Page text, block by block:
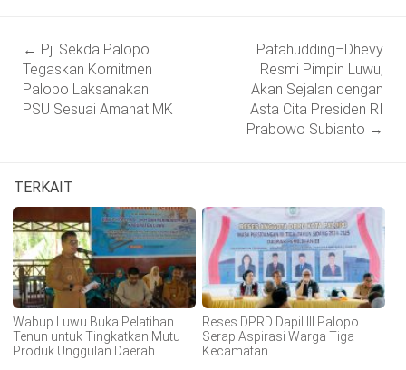
navigation
← Pj. Sekda Palopo
Tegaskan Komitmen
Palopo Laksanakan
PSU Sesuai Amanat MK
Patahudding–Dhevy
Resmi Pimpin Luwu,
Akan Sejalan dengan
Asta Cita Presiden RI
Prabowo Subianto →
TERKAIT
Wabup Luwu Buka Pelatihan
Tenun untuk Tingkatkan Mutu
Produk Unggulan Daerah
Reses DPRD Dapil III Palopo
Serap Aspirasi Warga Tiga
Kecamatan